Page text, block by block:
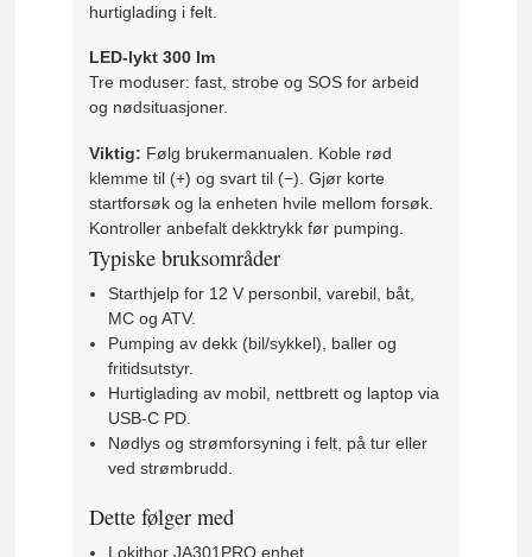
hurtiglading i felt.
LED-lykt 300 lm
Tre moduser: fast, strobe og SOS for arbeid
og nødsituasjoner.
Viktig: Følg brukermanualen. Koble rød
klemme til (+) og svart til (−). Gjør korte
startforsøk og la enheten hvile mellom forsøk.
Kontroller anbefalt dekktrykk før pumping.
Typiske bruksområder
Starthjelp for 12 V personbil, varebil, båt,
MC og ATV.
Pumping av dekk (bil/sykkel), baller og
fritidsutstyr.
Hurtiglading av mobil, nettbrett og laptop via
USB-C PD.
Nødlys og strømforsyning i felt, på tur eller
ved strømbrudd.
Dette følger med
Lokithor JA301PRO enhet